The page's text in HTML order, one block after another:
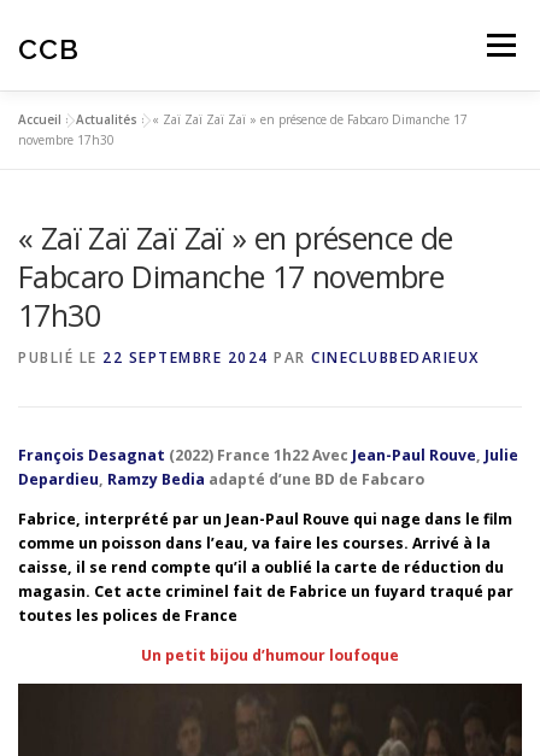
contenu
CCB Menu
ACTUALITES
ARTICLES AVIS SPECTATEURS
EDUCATION À L’IMAGE
Accueil »Actualités »« Zaï Zaï Zaï Zaï » en présence de Fabcaro Dimanche 17
novembre 17h30
« Zaï Zaï Zaï Zaï » en présence de
Fabcaro Dimanche 17 novembre
17h30
PUBLIÉ LE 22 SEPTEMBRE 2024 PAR CINECLUBBEDARIEUX
François Desagnat (2022) France 1h22 Avec Jean-Paul Rouve, Julie
Depardieu, Ramzy Bedia adapté d’une BD de Fabcaro
Fabrice, interprété par un Jean-Paul Rouve qui nage dans le film
comme un poisson dans l’eau, va faire les courses. Arrivé à la
caisse, il se rend compte qu’il a oublié la carte de réduction du
magasin. Cet acte criminel fait de Fabrice un fuyard traqué par
toutes les polices de France
Un petit bijou d’humour loufoque